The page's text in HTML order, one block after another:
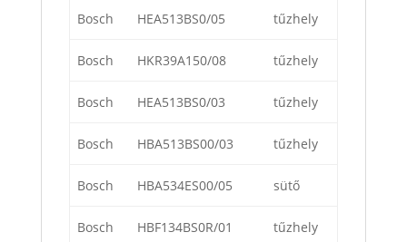
Bosch HEA513BS0/05 tűzhely
Bosch HKR39A150/08 tűzhely
Bosch HEA513BS0/03 tűzhely
Bosch HBA513BS00/03 tűzhely
Bosch HBA534ES00/05 sütő
Bosch HBF134BS0R/01 tűzhely